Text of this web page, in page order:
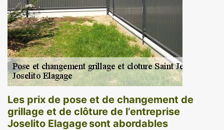
Les prix de pose et de changement de
grillage et de clôture de l’entreprise
Joselito Elagage sont abordables